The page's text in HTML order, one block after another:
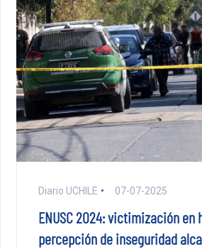
Diario UCHILE 07-07-2025
ENUSC 2024: victimización en
percepción de inseguridad